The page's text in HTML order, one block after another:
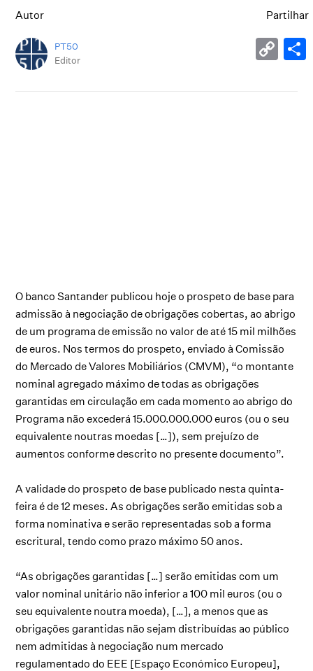
Autor
PT50
Editor
Partilhar
O banco Santander publicou hoje o prospeto de base para
admissão à negociação de obrigações cobertas, ao abrigo
de um programa de emissão no valor de até 15 mil milhões
de euros. Nos termos do prospeto, enviado à Comissão
do Mercado de Valores Mobiliários (CMVM), “o montante
nominal agregado máximo de todas as obrigações
garantidas em circulação em cada momento ao abrigo do
Programa não excederá 15.000.000.000 euros (ou o seu
equivalente noutras moedas […]), sem prejuízo de
aumentos conforme descrito no presente documento”.
A validade do prospeto de base publicado nesta quinta-
feira é de 12 meses. As obrigações serão emitidas sob a
forma nominativa e serão representadas sob a forma
escritural, tendo como prazo máximo 50 anos.
“As obrigações garantidas […] serão emitidas com um
valor nominal unitário não inferior a 100 mil euros (ou o
seu equivalente noutra moeda), […], a menos que as
obrigações garantidas não sejam distribuídas ao público
nem admitidas à negociação num mercado
regulamentado do EEE [Espaço Económico Europeu],